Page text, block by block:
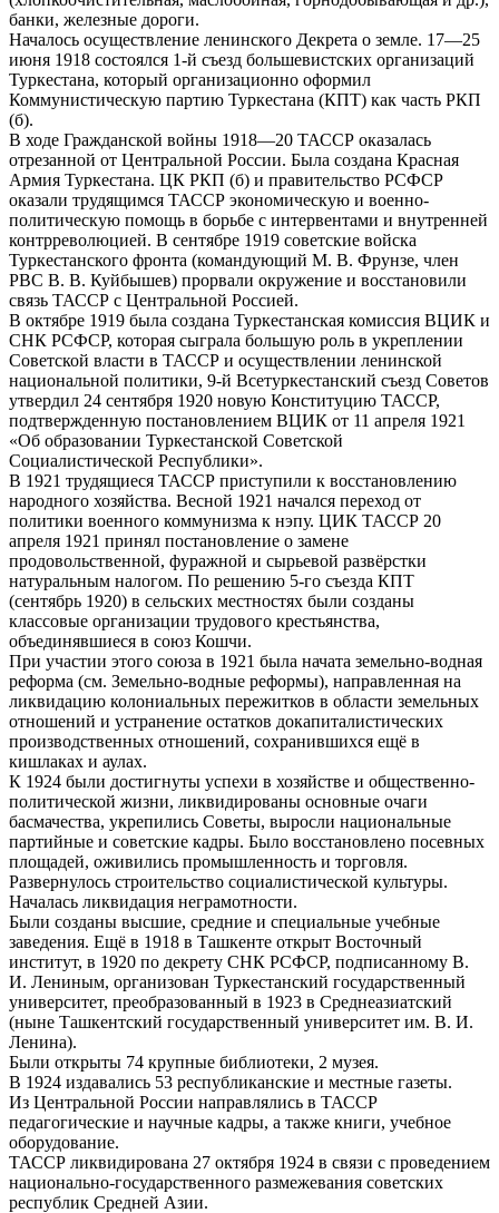
банки, железные дороги.
Началось осуществление ленинского Декрета о земле. 17—25
июня 1918 состоялся 1-й съезд большевистских организаций
Туркестана, который организационно оформил
Коммунистическую партию Туркестана (КПТ) как часть РКП
(б).
В ходе Гражданской войны 1918—20 ТАССР оказалась
отрезанной от Центральной России. Была создана Красная
Армия Туркестана. ЦК РКП (б) и правительство РСФСР
оказали трудящимся ТАССР экономическую и военно-
политическую помощь в борьбе с интервентами и внутренней
контрреволюцией. В сентябре 1919 советские войска
Туркестанского фронта (командующий М. В. Фрунзе, член
РВС В. В. Куйбышев) прорвали окружение и восстановили
связь ТАССР с Центральной Россией.
В октябре 1919 была создана Туркестанская комиссия ВЦИК и
СНК РСФСР, которая сыграла большую роль в укреплении
Советской власти в ТАССР и осуществлении ленинской
национальной политики, 9-й Всетуркестанский съезд Советов
утвердил 24 сентября 1920 новую Конституцию ТАССР,
подтвержденную постановлением ВЦИК от 11 апреля 1921
«Об образовании Туркестанской Советской
Социалистической Республики».
В 1921 трудящиеся ТАССР приступили к восстановлению
народного хозяйства. Весной 1921 начался переход от
политики военного коммунизма к нэпу. ЦИК ТАССР 20
апреля 1921 принял постановление о замене
продовольственной, фуражной и сырьевой развёрстки
натуральным налогом. По решению 5-го съезда КПТ
(сентябрь 1920) в сельских местностях были созданы
классовые организации трудового крестьянства,
объединявшиеся в союз Кошчи.
При участии этого союза в 1921 была начата земельно-водная
реформа (см. Земельно-водные реформы), направленная на
ликвидацию колониальных пережитков в области земельных
отношений и устранение остатков докапиталистических
производственных отношений, сохранившихся ещё в
кишлаках и аулах.
К 1924 были достигнуты успехи в хозяйстве и общественно-
политической жизни, ликвидированы основные очаги
басмачества, укрепились Советы, выросли национальные
партийные и советские кадры. Было восстановлено посевных
площадей, оживились промышленность и торговля.
Развернулось строительство социалистической культуры.
Началась ликвидация неграмотности.
Были созданы высшие, средние и специальные учебные
заведения. Ещё в 1918 в Ташкенте открыт Восточный
институт, в 1920 по декрету СНК РСФСР, подписанному В.
И. Лениным, организован Туркестанский государственный
университет, преобразованный в 1923 в Среднеазиатский
(ныне Ташкентский государственный университет им. В. И.
Ленина).
Были открыты 74 крупные библиотеки, 2 музея.
В 1924 издавались 53 республиканские и местные газеты.
Из Центральной России направлялись в ТАССР
педагогические и научные кадры, а также книги, учебное
оборудование.
ТАССР ликвидирована 27 октября 1924 в связи с проведением
национально-государственного размежевания советских
республик Средней Азии.